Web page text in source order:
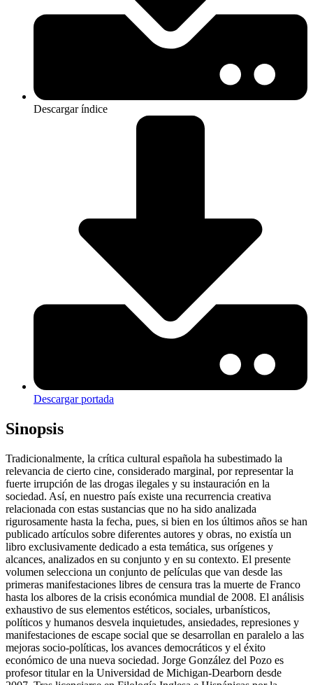
Descargar índice
Descargar portada
Sinopsis
Tradicionalmente, la crítica cultural española ha subestimado la
relevancia de cierto cine, considerado marginal, por representar la
fuerte irrupción de las drogas ilegales y su instauración en la
sociedad. Así, en nuestro país existe una recurrencia creativa
relacionada con estas sustancias que no ha sido analizada
rigurosamente hasta la fecha, pues, si bien en los últimos años se han
publicado artículos sobre diferentes autores y obras, no existía un
libro exclusivamente dedicado a esta temática, sus orígenes y
alcances, analizados en su conjunto y en su contexto. El presente
volumen selecciona un conjunto de películas que van desde las
primeras manifestaciones libres de censura tras la muerte de Franco
hasta los albores de la crisis económica mundial de 2008. El análisis
exhaustivo de sus elementos estéticos, sociales, urbanísticos,
políticos y humanos desvela inquietudes, ansiedades, represiones y
manifestaciones de escape social que se desarrollan en paralelo a las
mejoras socio-políticas, los avances democráticos y el éxito
económico de una nueva sociedad. Jorge González del Pozo es
profesor titular en la Universidad de Michigan-Dearborn desde